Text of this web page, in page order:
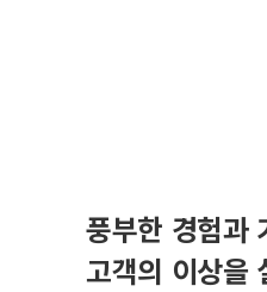
풍부한 경험과
고객의 이상을